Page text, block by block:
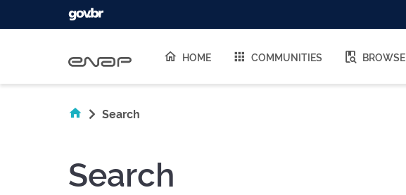
HOME COMMUNITIES BROWSE
Search
Search